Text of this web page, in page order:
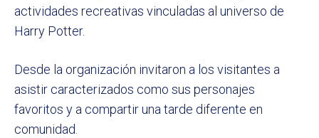
actividades recreativas vinculadas al universo de
Harry Potter.
Desde la organización invitaron a los visitantes a
asistir caracterizados como sus personajes
favoritos y a compartir una tarde diferente en
comunidad.